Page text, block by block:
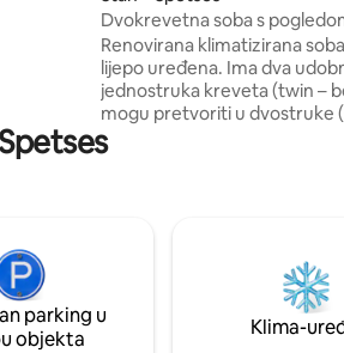
Dvokrevetna soba s
Aurora Spetses
Renovirana klimatizirana
lijepo uređena. Ima dva
jednostruka kreveta (twin –
mogu pretvoriti u dvostruke
– size), s anatomskim i
madracima i jastucima Media
pogledu na luku Spetses i
parking u
objekta
Klima-